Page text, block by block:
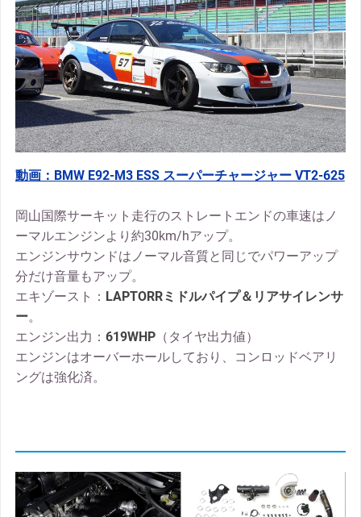
動画：BMW E92-M3 ESS スーパーチャージャー VT2-625
岡山国際サーキット走行のストレートエンドの車速はノ
ーマルエンジンより約30km/hアップ。
エンジンサウンドはノーマル音質と同じでパワーアップ
分だけ音量もアップ。
エキゾースト： LAPTORRミドルパイプ＆リアサイレンサ
ー。
エンジン出力： 619WHP（タイヤ出力値）
エンジンはオーバーホールしており、コンロッドベアリ
ングは強化済。